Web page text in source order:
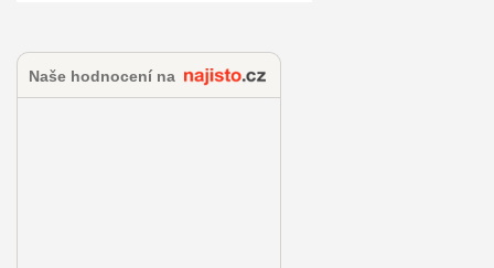
Naše hodnocení na